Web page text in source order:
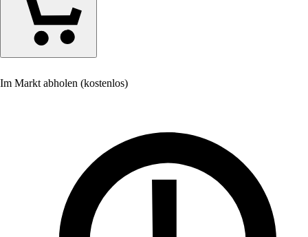
Im Markt abholen (kostenlos)